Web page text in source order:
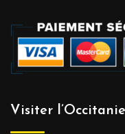
Visiter